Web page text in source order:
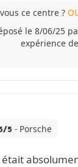
ce centre ?
le 8/06/25
expérience
5 - Porsche
était